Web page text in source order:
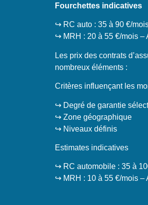
Fourchettes indicatives
↪️ RC auto : 35 à 90 €/
↪️ MRH : 20 à 55 €/mois –
Les prix des contrats
nombreux éléments :
Critères influençant les
↪️ Degré de garantie
↪️ Zone géographique
↪️ Niveaux définis
Estimates indicatives
↪️ RC automobile : 35 à
↪️ MRH : 10 à 55 €/mois –